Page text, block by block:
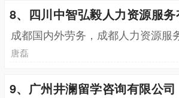
8、四川中智弘毅人力资源服务
成都国内外劳务，成都人力资源服
唐磊
9、广州井澜留学咨询有限公司